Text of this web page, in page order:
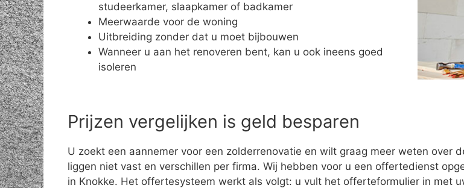
studeerkamer, slaapkamer of badkamer
Meerwaarde voor de woning
Uitbreiding zonder dat u moet bijbouwen
Wanneer u aan het renoveren bent, kan u ook ineens goed
isoleren
Prijzen vergelijken is geld besparen
U zoekt een aannemer voor een zolderrenovatie en wilt graag meer weten over
liggen niet vast en verschillen per firma. Wij hebben voor u een offertedienst
in Knokke. Het offertesysteem werkt als volgt: u vult het offerteformulier in met